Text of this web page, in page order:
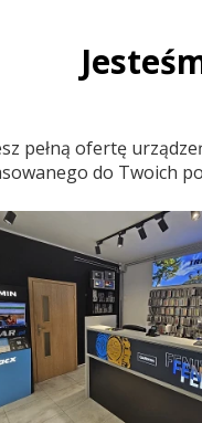
pełną ofertę
do Twoich